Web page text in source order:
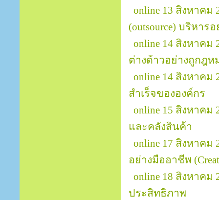
online 13 สิงหาค
(outsource) บริหารอ
online 14 สิงหาคม
ต่างด้าวอย่างถูกฎห
online 14 สิงหาค
สำเร็จขององค์กร
online 15 สิงหาค
และคลังสินค้า
online 17 สิงหาคม
อย่างมืออาชีพ
online 18 สิงหาค
ประสิทธิภาพ